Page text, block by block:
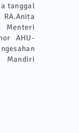
tanggal
Menteri
AHU-
Mandiri